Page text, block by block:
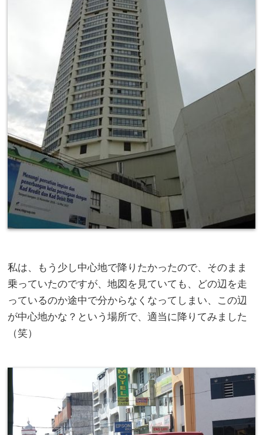
私は、もう少し中心地で降りたかったので、そのまま
乗っていたのですが、地図を見ていても、どの辺を走
っているのか途中で分からなくなってしまい、この辺
が中心地かな？という場所で、適当に降りてみました
（笑）